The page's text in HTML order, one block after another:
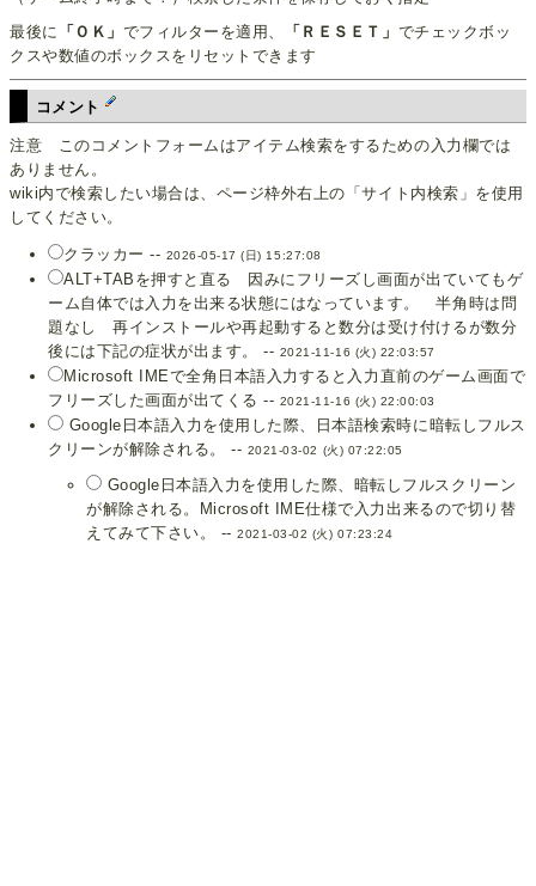
最後に 「ＯＫ」 でフィルターを適用、 「ＲＥＳＥＴ」 でチェックボッ
クスや数値のボックスをリセットできます
コメント
注意 このコメントフォームはアイテム検索をするための入力欄では
ありません。
wiki内で検索したい場合は、ページ枠外右上の「サイト内検索」を使用
してください。
クラッカー -- 2026-05-17 (日) 15:27:08
ALT+TABを押すと直る 因みにフリーズし画面が出ていてもゲ
ーム自体では入力を出来る状態にはなっています。 半角時は問
題なし 再インストールや再起動すると数分は受け付けるが数分
後には下記の症状が出ます。 -- 2021-11-16 (火) 22:03:57
Microsoft IMEで全角日本語入力すると入力直前のゲーム画面で
フリーズした画面が出てくる -- 2021-11-16 (火) 22:00:03
Google日本語入力を使用した際、日本語検索時に暗転しフルス
クリーンが解除される。 -- 2021-03-02 (火) 07:22:05
Google日本語入力を使用した際、暗転しフルスクリーン
が解除される。Microsoft IME仕様で入力出来るので切り替
えてみて下さい。 --2021-03-02 (火) 07:23:24